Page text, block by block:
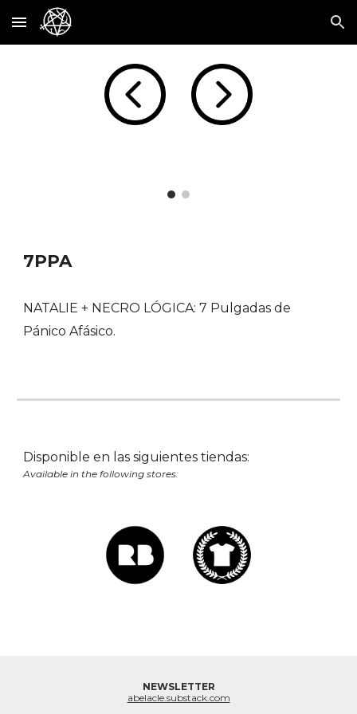
Skip to main content Skip to navigation
7PPA
NATALIE + NECRO LÓGICA: 7 Pulgadas de
Pánico Afásico.
Disponible en las siguientes tiendas:
Available in the following stores:
NEWSLETTER
abelacle.substack.com